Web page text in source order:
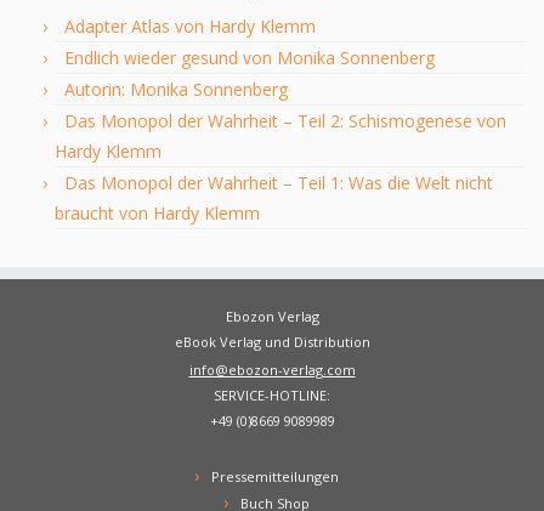
Adapter Atlas von Hardy Klemm
Endlich wieder gesund von Monika Sonnenberg
Autorin: Monika Sonnenberg
Das Monopol der Wahrheit – Teil 2: Schismogenese von
Hardy Klemm
Das Monopol der Wahrheit – Teil 1: Was die Welt nicht
braucht von Hardy Klemm
Ebozon Verlag
eBook Verlag und Distribution
info@ebozon-verlag.com
SERVICE-HOTLINE:
+49 (0)8669 9089989
Pressemitteilungen
Buch Shop